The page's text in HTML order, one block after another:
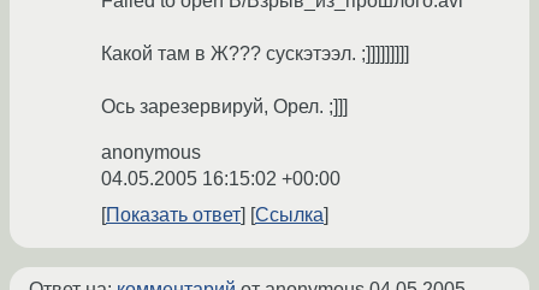
Какой там в Ж??? сускэтээл. ;]]]]]]]]]
Ось зарезервируй, Орел. ;]]]
anonymous
04.05.2005 16:15:02 +00:00
Показать ответ
Ссылка